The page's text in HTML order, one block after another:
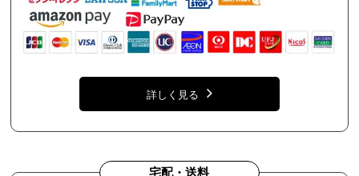
詳しく見る
宅配・送料